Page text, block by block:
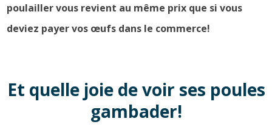
poulailler vous revient au même prix que si vous
deviez payer vos œufs dans le commerce!
Et quelle joie de voir ses poules
gambader!